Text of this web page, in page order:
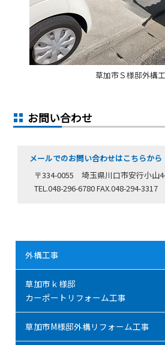
草加市Ｓ様邸外構
お問い合わせ
メールでのお問い合わせはこちらから
〒334-0055 埼玉県川口市安行小山
TEL.048-296-6780 FAX.048-294-3317
外構工事
草加市ｋ様邸
カーポートリフォーム工事
草加市M様邸外構リフォーム工事